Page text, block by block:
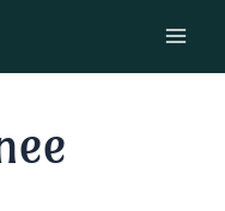
Main
Menu